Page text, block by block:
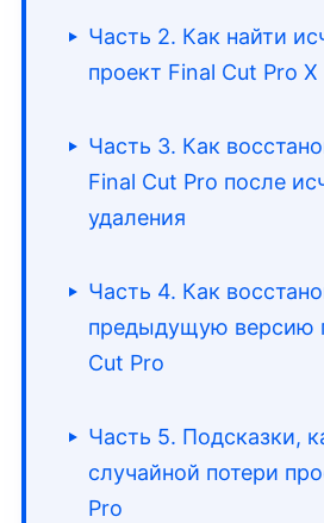
Часть 2. Как найти
проект Final Cut Pro
Часть 3. Как
Final Cut Pro после
удаления
Часть 4. Как
предыдущую версию
Cut Pro
Часть 5. Подсказки,
случайной потери
Pro